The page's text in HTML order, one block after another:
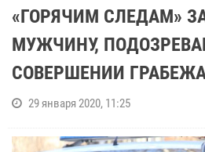
«ГОРЯЧИМ СЛЕДАМ»
МУЖЧИНУ,
СОВЕРШЕНИИ
29 января 2020, 11:25